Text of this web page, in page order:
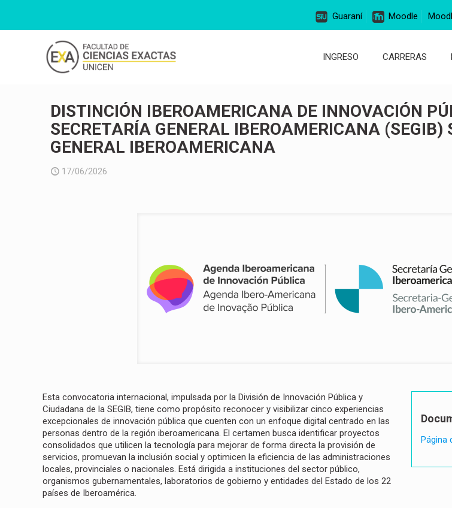
Guaraní Moodle
INGRESO CARRERAS
DISTINCIÓN IBEROAMERICANA DE INNOVACIÓN
SECRETARÍA GENERAL IBEROAMERICANA (SEGIB)
GENERAL IBEROAMERICANA
17/06/2026
Esta convocatoria internacional, impulsada por la División de Innovación Pública y
Ciudadana de la SEGIB, tiene como propósito reconocer y visibilizar cinco experiencias
excepcionales de innovación pública que cuenten con un enfoque digital centrado en las
personas dentro de la región iberoamericana. El certamen busca identificar proyectos
consolidados que utilicen la tecnología para mejorar de forma directa la provisión de
servicios, promuevan la inclusión social y optimicen la eficiencia de las administraciones
locales, provinciales o nacionales. Está dirigida a instituciones del sector público,
organismos gubernamentales, laboratorios de gobierno y entidades del Estado de los 22
países de Iberoamérica.
Página